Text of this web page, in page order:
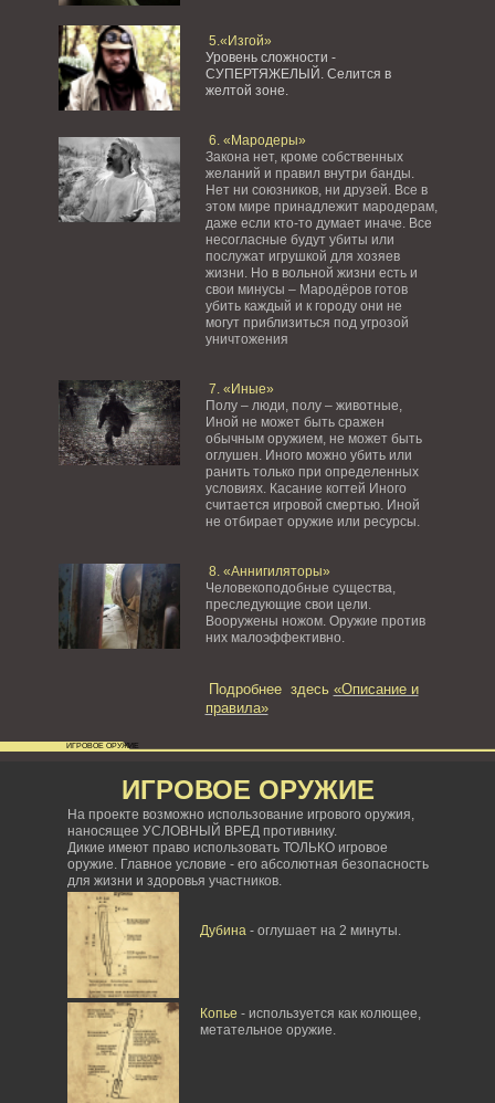
5.«Изгой»
Уровень сложности -
СУПЕРТЯЖЕЛЫЙ. Селится в
желтой зоне.
6. «Мародеры»
Закона нет, кроме собственных
желаний и правил внутри банды.
Нет ни союзников, ни друзей. Все в
этом мире принадлежит мародерам,
даже если кто-то думает иначе. Все
несогласные будут убиты или
послужат игрушкой для хозяев
жизни. Но в вольной жизни есть и
свои минусы – Мародёров готов
убить каждый и к городу они не
могут приблизиться под угрозой
уничтожения
7. «Иные»
Полу – люди, полу – животные,
Иной не может быть сражен
обычным оружием, не может быть
оглушен. Иного можно убить или
ранить только при определенных
условиях. Касание когтей Иного
считается игровой смертью. Иной
не отбирает оружие или ресурсы.
8. «Аннигиляторы»
Человекоподобные существа,
преследующие свои цели.
Вооружены ножом. Оружие против
них малоэффективно.
Подробнее здесь «Описание и
правила»
ИГРОВОЕ ОРУЖИЕ
На проекте возможно использование игрового оружия,
наносящее УСЛОВНЫЙ ВРЕД противнику.
Дикие имеют право использовать ТОЛЬКО игровое
оружие. Главное условие - его абсолютная безопасность
для жизни и здоровья участников.
Дубина- оглушает на 2 минуты.
Копье - используется как колющее,
метательное оружие.
ИГРОВОЕ ОРУЖИЕ